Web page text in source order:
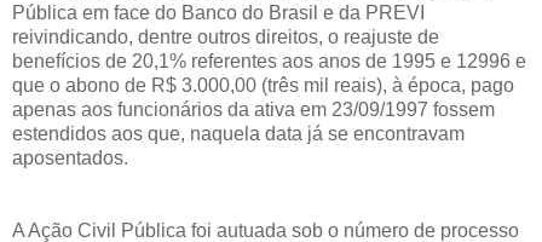
Pública em face do Banco do Brasil e da PREVI
reivindicando, dentre outros direitos, o reajuste de
benefícios de 20,1% referentes aos anos de 1995 e 12996 e
que o abono de R$ 3.000,00 (três mil reais), à época, pago
apenas aos funcionários da ativa em 23/09/1997 fossem
estendidos aos que, naquela data já se encontravam
aposentados.
A Ação Civil Pública foi autuada sob o número de processo